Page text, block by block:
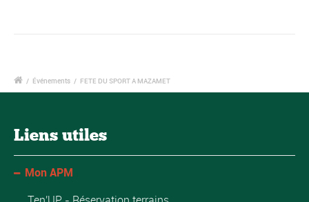
/ Événements / FETE DU SPORT A MAZAMET
Liens utiles
Mon APM